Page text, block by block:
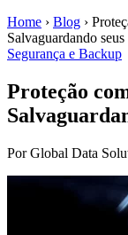
Home › Blog ›
Salvaguardando seus
Segurança e Backup
Proteção
Por Global Data